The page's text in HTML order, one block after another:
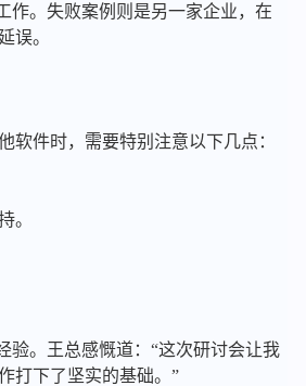
作。失败案例则是另一家企业，在
误。
件时，需要特别注意以下几点：
。
验。王总感慨道：“这次研讨会让我
打下了坚实的基础。”